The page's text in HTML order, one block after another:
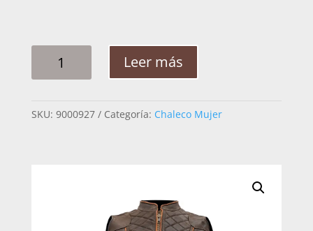
MUJER
BORREGO
Leer más
SKU: 9000927 Categoría: Chaleco Mujer